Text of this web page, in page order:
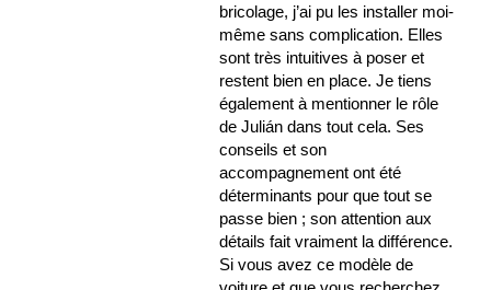
bricolage, j’ai pu les installer moi-
même sans complication. Elles
sont très intuitives à poser et
restent bien en place. Je tiens
également à mentionner le rôle
de Julián dans tout cela. Ses
conseils et son
accompagnement ont été
déterminants pour que tout se
passe bien ; son attention aux
détails fait vraiment la différence.
Si vous avez ce modèle de